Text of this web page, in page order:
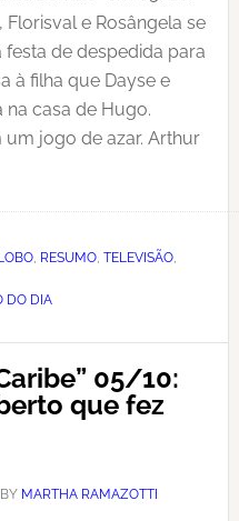
Florisval e Rosângela se
de despedida para
à filha que Dayse e
casa de Hugo.
um jogo de azar. Arthur
, RESUMO, TELEVISÃO,
DO DIA
05/10:
que fez
MARTHA RAMAZOTTI